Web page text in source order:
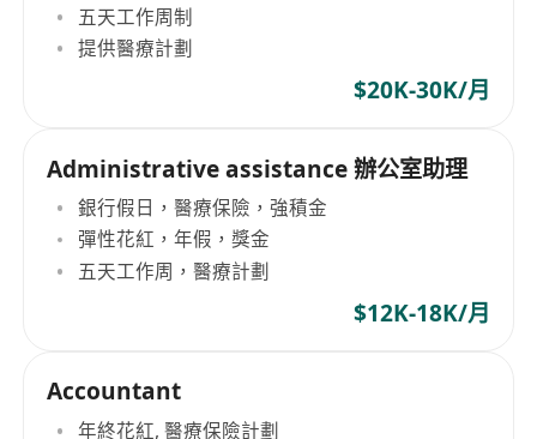
五天工作周制
提供醫療計劃
$20K-30K/月
Administrative assistance 辦公室助理
銀行假日，醫療保險，強積金
彈性花紅，年假，獎金
五天工作周，醫療計劃
$12K-18K/月
Accountant
年終花紅, 醫療保險計劃